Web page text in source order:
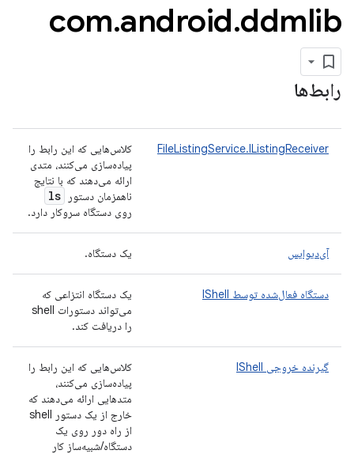
com.android.ddmlib
رابط‌ها
FileListingService.IListingReceiver
کلاس‌هایی که این رابط را
پیاده‌سازی می‌کنند، متدی
ارائه می‌دهند که با نتایج
ناهمزمان دستور
ls
روی دستگاه سروکار دارد.
آی‌دیوایس یک دستگاه.
دستگاه فعال‌شده توسط IShell
یک دستگاه انتزاعی که
می‌تواند دستورات shell
را دریافت کند.
گیرنده خروجی IShell
کلاس‌هایی که این رابط را
پیاده‌سازی می‌کنند،
متدهایی ارائه می‌دهند که
خارج از یک دستور shell
از راه دور روی یک
دستگاه/شبیه‌ساز کار